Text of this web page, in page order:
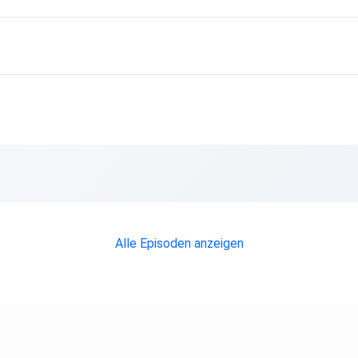
Alle Episoden anzeigen